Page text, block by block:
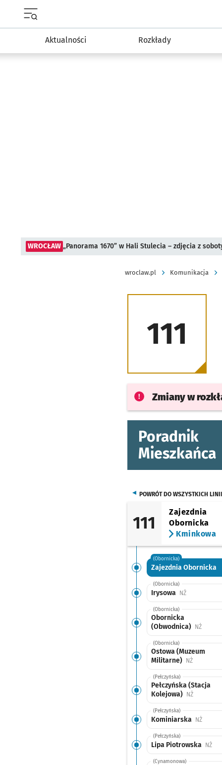
Aktualności Rozkłady
WROCŁAW „Panorama 1670” w Hali Stulecia – zdjęcia z
wroclaw.pl Komunikacja
111
Zmiany w
Poradnik
Mieszkańca
POWRÓT DO WSZYSTKICH LINII
111
Zajezdnia
Obornicka
Kminkowa
(Obornicka)
Zajezdnia Obornicka
(Obornicka)
Irysowa NŻPrzystanek
(Obornicka)
Obornicka
(Obwodnica)
NŻ
(Obornicka)
Ostowa (Muzeum
Militarne)
NŻPrzystanek
(Pełczyńska)
Pełczyńska (Stacja
Kolejowa)
NŻPrzystanek
(Pełczyńska)
Kominiarska NŻ
(Pełczyńska)
Lipa Piotrowska NŻ
(Cynamonowa)